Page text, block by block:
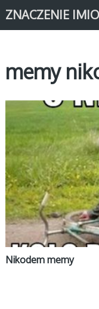
ZNACZENIE
memy
MEMY IMIONA
Nikodem memy